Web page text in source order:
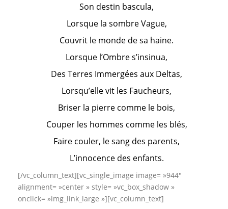
Son destin bascula,
Lorsque la sombre Vague,
Couvrit le monde de sa haine.
Lorsque l’Ombre s’insinua,
Des Terres Immergées aux Deltas,
Lorsqu’elle vit les Faucheurs,
Briser la pierre comme le bois,
Couper les hommes comme les blés,
Faire couler, le sang des parents,
L’innocence des enfants.
[/vc_column_text][vc_single_image image= »944″
alignment= »center » style= »vc_box_shadow »
onclick= »img_link_large »][vc_column_text]